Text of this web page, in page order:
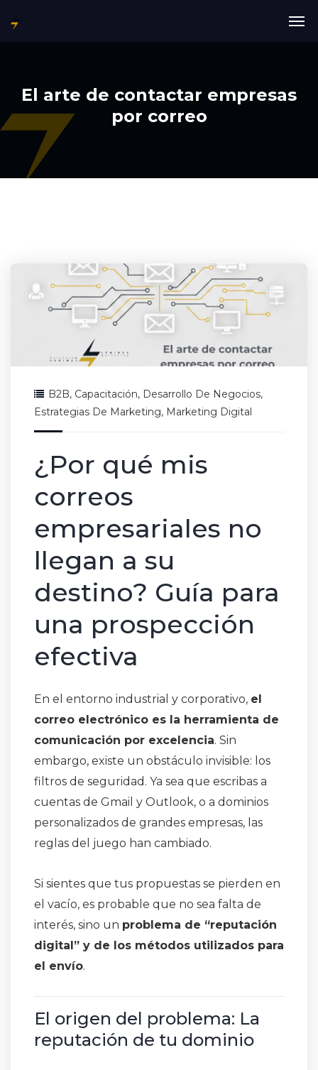
El arte de contactar empresas
por correo
B2B, Capacitación, Desarrollo De Negocios,
Estrategias De Marketing, Marketing Digital
¿Por qué mis
correos
empresariales no
llegan a su
destino? Guía para
una prospección
efectiva
En el entorno industrial y corporativo, el
correo electrónico es la herramienta de
comunicación por excelencia. Sin
embargo, existe un obstáculo invisible: los
filtros de seguridad. Ya sea que escribas a
cuentas de Gmail y Outlook, o a dominios
personalizados de grandes empresas, las
reglas del juego han cambiado.
Si sientes que tus propuestas se pierden en
el vacío, es probable que no sea falta de
interés, sino un problema de “reputación
digital” y de los métodos utilizados para
el envío.
El origen del problema: La
reputación de tu dominio